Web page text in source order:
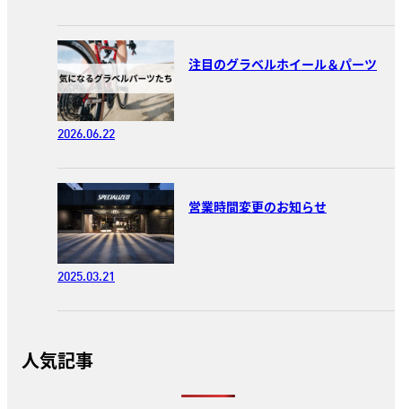
注目のグラベルホイール＆パーツ
2026.06.22
営業時間変更のお知らせ
2025.03.21
人気記事